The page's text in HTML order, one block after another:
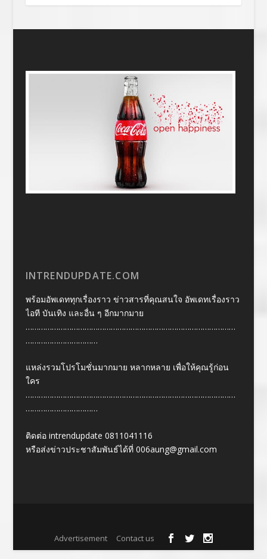
INTRENDUPDATE.COM
พร้อมอัพเดททุกเรื่องราว ข่าวสารที่คุณสนใจ อัพเดทเรื่องราว
ไอที บันเทิง และอื่น ๆ อีกมากมาย
……………………………………………………………………………………
……………………………
แหล่งรวมโปรโมชั่นมากมาย หลากหลาย เพื่อให้คุณรู้ก่อน
ใคร
……………………………………………………………………………………
……………………………
ติดต่อ intrendupdate 0811041116
หรือส่งข่าวประชาสัมพันธ์ได้ที่ 006aung@gmail.com
Advertisement Contact us